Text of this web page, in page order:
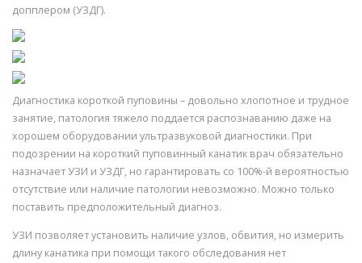
допплером (УЗДГ).
Диагностика короткой пуповины – довольно хлопотное и трудное
занятие, патология тяжело поддается распознаванию даже на
хорошем оборудовании ультразвуковой диагностики. При
подозрении на короткий пуповинный канатик врач обязательно
назначает УЗИ и УЗДГ, но гарантировать со 100%-й вероятностью
отсутствие или наличие патологии невозможно. Можно только
поставить предположительный диагноз.
УЗИ позволяет установить наличие узлов, обвития, но измерить
длину канатика при помощи такого обследования нет